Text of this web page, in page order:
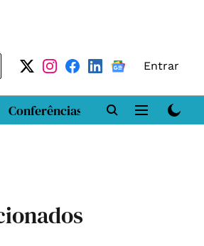
Entrar
Conferências DN LAB